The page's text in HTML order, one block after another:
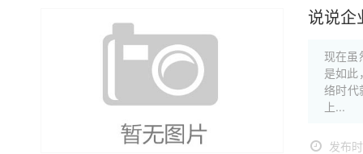
说说企
现在虽
是如此
络时代
上...
发布